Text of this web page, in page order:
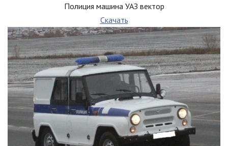
Полиция машина УАЗ вектор
Скачать